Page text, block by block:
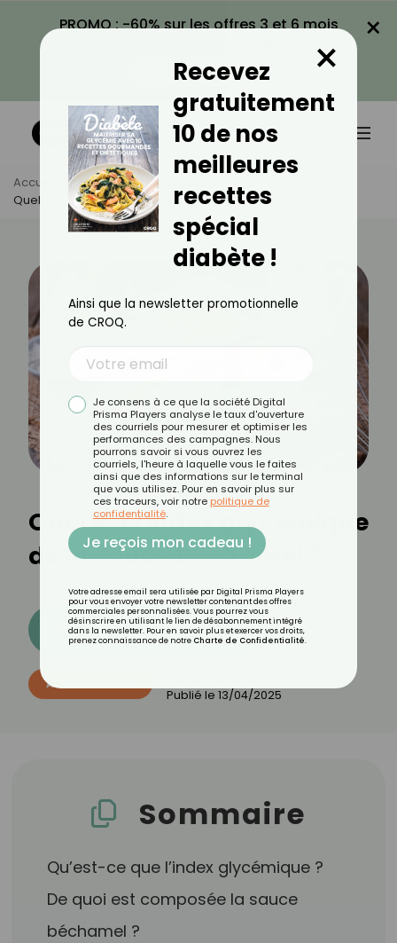
PROMO : -60% sur les offres 3 et 6 mois
VOIR LA PROMO
×
Accueil Actus
Alimentation
Quel Est L'index Glycémique De La Sauce Béchamel ?
Quel est l'index glycémique
de la sauce béchamel ?
Découvrez les 11 menus CROQ
ALIMENTATION
Publié le 13/04/2025
Sommaire
Qu’est-ce que l’index glycémique ?
De quoi est composée la sauce
béchamel ?
Recevez
gratuitement
10 de nos
meilleures
recettes
spécial
diabète !
×
Ainsi que la newsletter promotionnelle
de CROQ.
Je consens à ce que la société Digital
Prisma Players analyse le taux d'ouverture
des courriels pour mesurer et optimiser les
performances des campagnes. Nous
pourrons savoir si vous ouvrez les
courriels, l'heure à laquelle vous le faites
ainsi que des informations sur le terminal
que vous utilisez. Pour en savoir plus sur
ces traceurs, voir notre politique de
confidentialité.
Je reçois mon cadeau !
Votre adresse email sera utilisée par Digital Prisma Players
pour vous envoyer votre newsletter contenant des offres
commerciales personnalisées. Vous pourrez vous
désinscrire en utilisant le lien de désabonnement intégré
dans la newsletter. Pour en savoir plus et exercer vos droits,
prenez connaissance de notre Charte de Confidentialité.